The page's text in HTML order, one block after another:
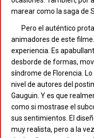
marear como la saga de
Pero el auténtico
animadores de este
experiencia. Es
desborde de formas,
síndrome de Florencia.
nivel de autores del
Gauguin. Y es que
como si mostrase el
sus sentimientos. El
muy realista, pero a la